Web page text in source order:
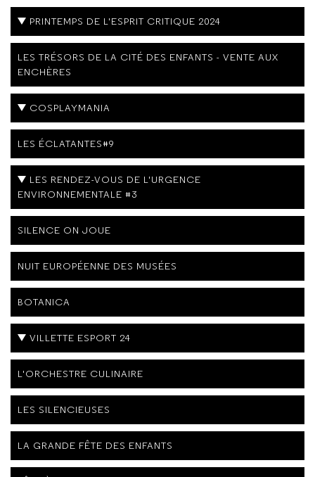
PRINTEMPS DE L'ESPRIT CRITIQUE 2024
LES TRÉSORS DE LA CITÉ DES ENFANTS - VENTE AUX
ENCHÈRES
COSPLAYMANIA
LES ÉCLATANTES#9
LES RENDEZ-VOUS DE L'URGENCE
ENVIRONNEMENTALE #3
SILENCE ON JOUE
NUIT EUROPÉENNE DES MUSÉES
BOTANICA
VILLETTE ESPORT 24
L'ORCHESTRE CULINAIRE
LES SILENCIEUSES
LA GRANDE FÊTE DES ENFANTS